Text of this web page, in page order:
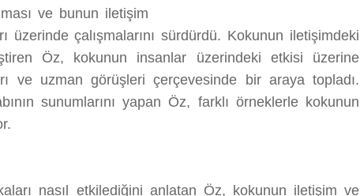
ve bunun iletişim
üzerinde çalışmalarını sürdürdü. Kokunun iletişimdeki
Öz, kokunun insanlar üzerindeki etkisi üzerine
ve uzman görüşleri çerçevesinde bir araya topladı.
sunumlarını yapan Öz, farklı örneklerle kokunun
nasıl etkilediğini anlatan Öz, kokunun iletişim ve